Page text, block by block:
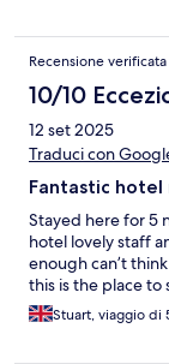
Recensione verificata
10/10
12 set 2025
Traduci con
Fantastic hotel
Stayed here for 5
hotel lovely staff
enough can’t
this is the place to
Stuart, viaggio di